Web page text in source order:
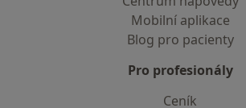
Mobilní aplikace
Blog pro pacienty
Pro profesionály
Ceník